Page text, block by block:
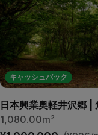
キャッシュバック
1,080.00m²